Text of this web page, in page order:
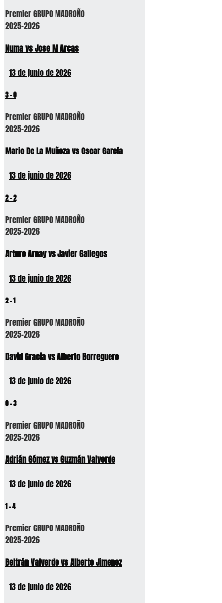
Premier GRUPO MADROÑO
2025-2026
Numa vs Jose M Arcas
13 de junio de 2026
3-0
Premier GRUPO MADROÑO
2025-2026
Mario De La Muñoza vs Oscar García
13 de junio de 2026
2-2
Premier GRUPO MADROÑO
2025-2026
Arturo Arnay vs Javier Gallegos
13 de junio de 2026
2-1
Premier GRUPO MADROÑO
2025-2026
David Gracia vs Alberto Borreguero
13 de junio de 2026
0-3
Premier GRUPO MADROÑO
2025-2026
Adrián Gómez vs Guzmán Valverde
13 de junio de 2026
1-4
Premier GRUPO MADROÑO
2025-2026
Beltrán Valverde vs Alberto Jimenez
13 de junio de 2026